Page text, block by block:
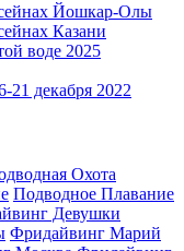
Йошкар-Олы
Казани
воде 2025
декабря 2022
Охота
Подводное Плавание
Девушки
Фридайвинг Марий